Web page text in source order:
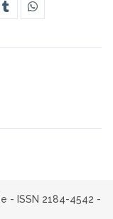
- ISSN 2184-4542 -